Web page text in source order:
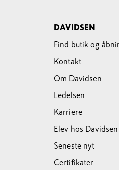
DAVIDSEN
Find butik og
Kontakt
Om Davidsen
Ledelsen
Karriere
Elev hos Davidsen
Seneste nyt
Certifikater